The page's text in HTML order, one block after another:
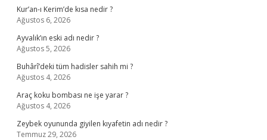
Kur’an-ı Kerim’de kısa nedir ?
Ağustos 6, 2026
Ayvalık’ın eski adı nedir ?
Ağustos 5, 2026
Buhârî’deki tüm hadisler sahih mi ?
Ağustos 4, 2026
Araç koku bombası ne işe yarar ?
Ağustos 4, 2026
Zeybek oyununda giyilen kıyafetin adı nedir ?
Temmuz 29, 2026